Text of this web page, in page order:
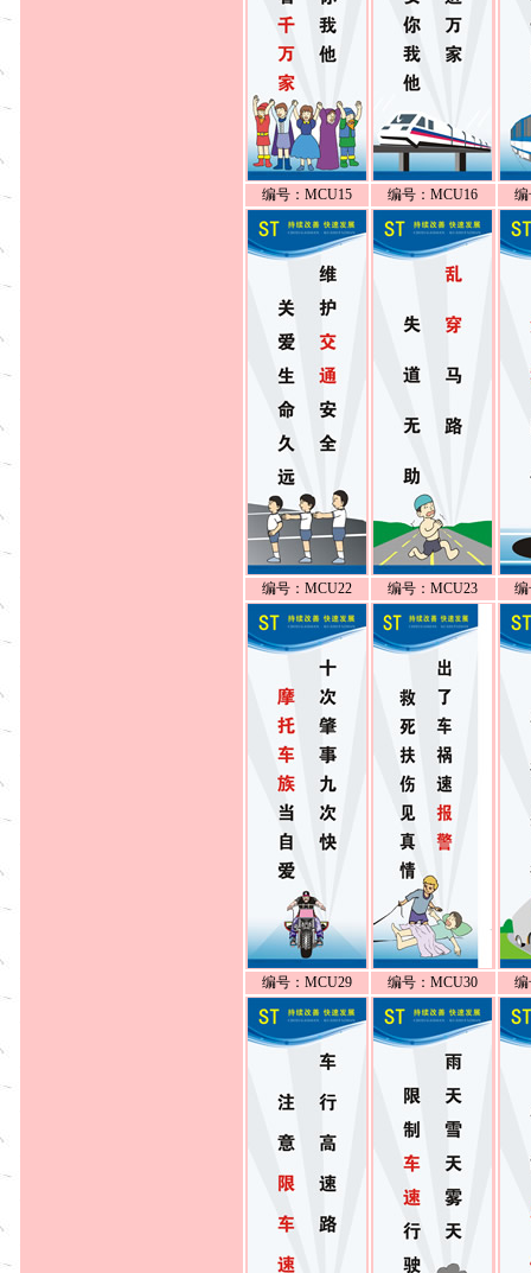
编号：MCU15 编号：MCU16 编
编号：MCU22 编号：MCU23 编
编号：MCU29 编号：MCU30 编